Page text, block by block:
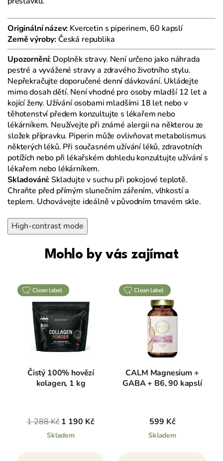
Originální název: Kvercetin s piperinem, 60 kapslí
Země výroby: Česká republika
Upozornění: Doplněk stravy. Není určeno jako náhrada
pestré a vyvážené stravy a zdravého životního stylu.
Nepřekračujte doporučené denní dávkování. Ukládejte
mimo dosah dětí. Není vhodné pro osoby mladší 12 let a
kojící ženy. Užívání osobami mladšími 18 let nebo v
těhotenství předem konzultujte s lékařem nebo
lékárníkem. Neužívejte při známé alergii na některou ze
složek přípravku. Piperin může ovlivňovat metabolismus
některých léků. Při současném užívání léků, zdravotních
potížích nebo při lékařském dohledu konzultujte užívání s
lékařem nebo lékárníkem.
Skladování:Skladujte v suchu při pokojové teplotě.
Chraňte před přímým slunečním zářením, vlhkostí a
teplem. Uchovávejte ideálně v původním tmavém skle.
High-contrast mode
Mohlo by vás zajímat
clean label
Čistý 100% hovězí
kolagen, 1 kg
1 288 Kč 1 190 Kč
Skladem
clean label
CALM Magnesium +
GABA + B6, 90 kapslí
599 Kč
Skladem